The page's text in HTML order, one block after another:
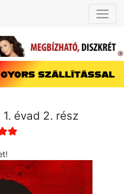
1. évad 2. rész